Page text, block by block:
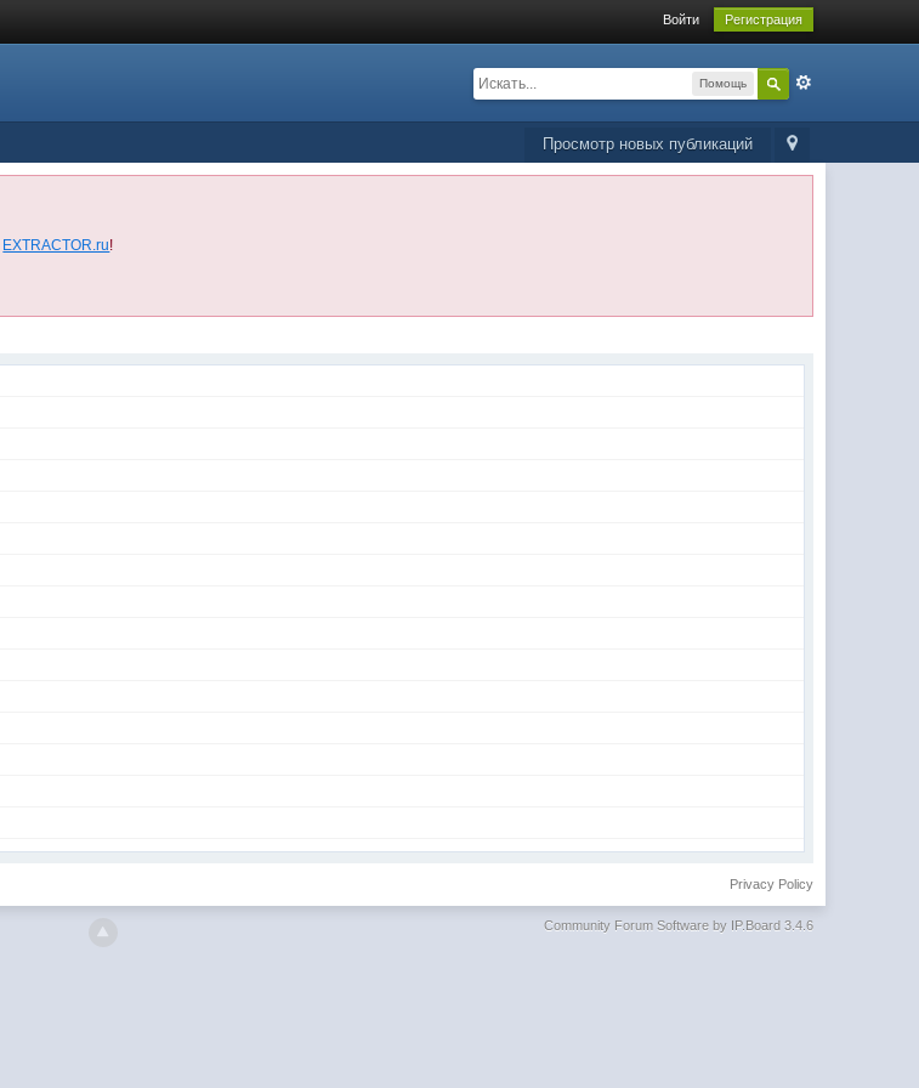
Войти Регистрация
Помощь
Просмотр новых публикаций
EXTRACTOR.ru!
Privacy Policy
Community Forum Software by IP.Board 3.4.6